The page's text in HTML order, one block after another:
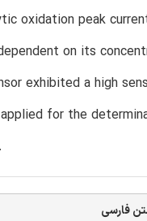
oxidation peak
on its
exhibited a high
for the
فارسی